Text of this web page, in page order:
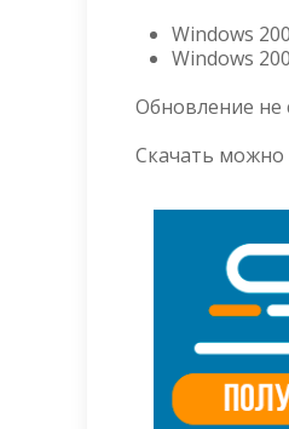
Windows
Windows
Обновление не
Скачать можно